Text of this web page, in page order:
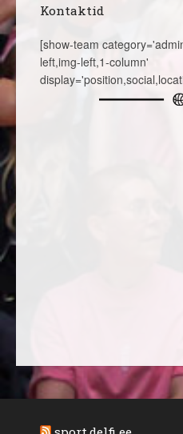
Kontaktid
[show-team
left,img-left,1-column'